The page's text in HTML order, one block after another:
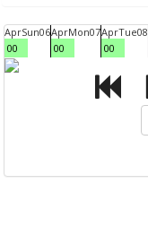
AprSun06
00
AprMon07
00
AprTue08
00